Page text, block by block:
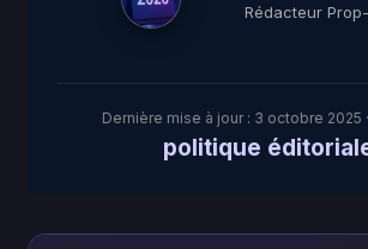
Rédacteur
Dernière mise à jour : 3 octobre 2025 ·
politique